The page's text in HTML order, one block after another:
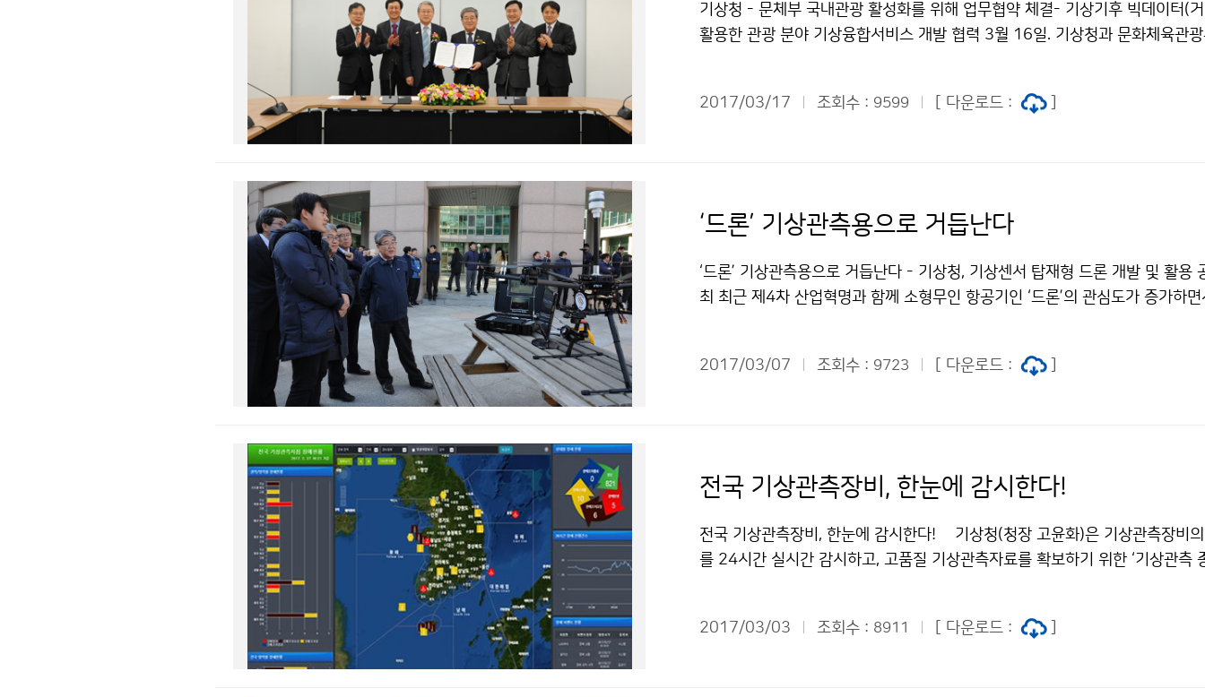
기상청 - 문체부 국내관광 활성화를 위해 업무협약 체결- 기상기후 빅데이터(
활용한 관광 분야 기상융합서비스 개발 협력 3월 16일. 기상청과 문화체육관
상 정보를 손쉽게 제공하고 날씨를 고려한 관광지 추천 서비스 등, 여행 전체
2017/03/17 조회수 : 9599 [ 다운로드 :
‘드론’ 기상관측용으로 거듭난다
‘드론’ 기상관측용으로 거듭난다 - 기상청, 기상센서 탑재형 드론 개발 및 활용
최 최근 제4차 산업혁명과 함께 소형무인 항공기인 ‘드론’의 관심도가 증가하
하기 위해 3월 6일(월) ‘기상센서 탑재형 드론 개발 및 활용 공동연수’를 개최
2017/03/07 조회수 : 9723 [ 다운로드 :
전국 기상관측장비, 한눈에 감시한다!
전국 기상관측장비, 한눈에 감시한다! 기상청(청장 고윤화)은 기상관측장비
를 24시간 실시간 감시하고, 고품질 기상관측자료를 확보하기 위한 ‘기상관측
2017/03/03 조회수 : 8911 [ 다운로드 :